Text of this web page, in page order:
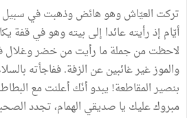
تركت العيّاش وهو هائض وذهبت في سبيل
أيّام إذ رأيته عائدا إلى بيته وهو في قفة
لاحظت من جملة ما رأيت من خضر وغلال
والموز غير غائبين عن الزفة. ففاجأته
بنصير المقاطعة! يبدو أنّك أعلنت مع
مبروك عليك يا صديقي الهمام، تجدد